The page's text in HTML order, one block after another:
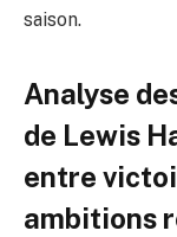
saison.
Analyse
de Lewis
entre
ambitions